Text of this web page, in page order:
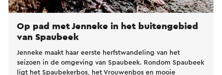
Op pad met Jenneke in het buitengebied
van Spaubeek
Jenneke maakt haar eerste herfstwandeling van het
seizoen in de omgeving van Spaubeek. Rondom Spaubeek
ligt het Spaubekerbos, het Vrouwenbos en mooie